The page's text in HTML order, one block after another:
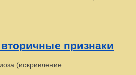
признаки
(искривление